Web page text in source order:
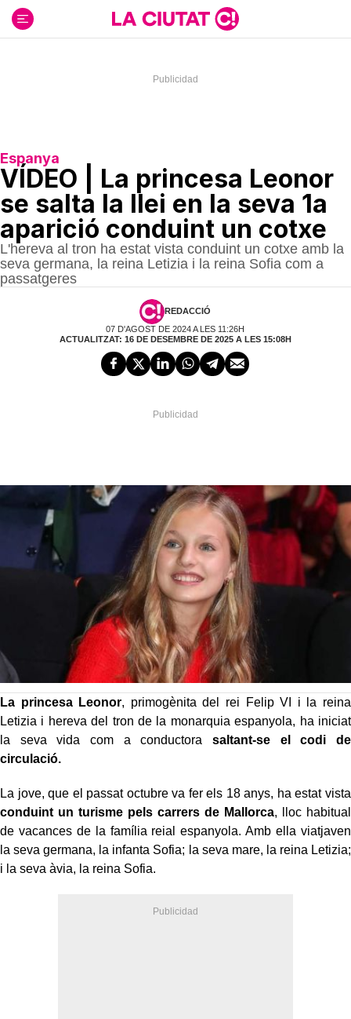
contenido
Espanya
VÍDEO | La princesa Leonor
se salta la llei en la seva 1a
aparició conduint un cotxe
L'hereva al tron ha estat vista conduint un cotxe amb la
seva germana, la reina Letizia i la reina Sofia com a
passatgeres
REDACCIÓ
07 D'AGOST DE 2024 A LES 11:26H
ACTUALITZAT: 16 DE DESEMBRE DE 2025 A LES 15:08H
La princesa Leonor, primogènita del rei Felip VI i la reina
Letizia i hereva del tron de la monarquia espanyola, ha iniciat
la seva vida com a conductora saltant-se el codi de
circulació.
La jove, que el passat octubre va fer els 18 anys, ha estat vista
conduint un turisme pels carrers de Mallorca, lloc habitual
de vacances de la família reial espanyola. Amb ella viatjaven
la seva germana, la infanta Sofia; la seva mare, la reina Letizia;
i la seva àvia, la reina Sofia.